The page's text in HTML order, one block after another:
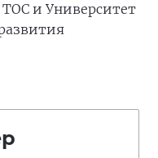
ТОС и Университет